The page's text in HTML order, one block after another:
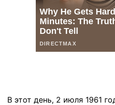
В этот день, 2 июля 1961